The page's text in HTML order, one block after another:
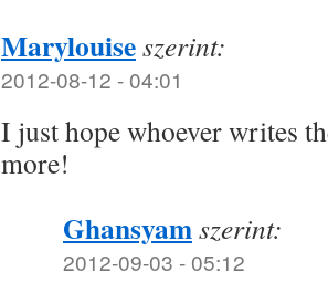
Marylouiseszerint:
2012-08-12 - 04:01
I just hope whoever writes
more!
Ghansyamszerint:
2012-09-03 - 05:12